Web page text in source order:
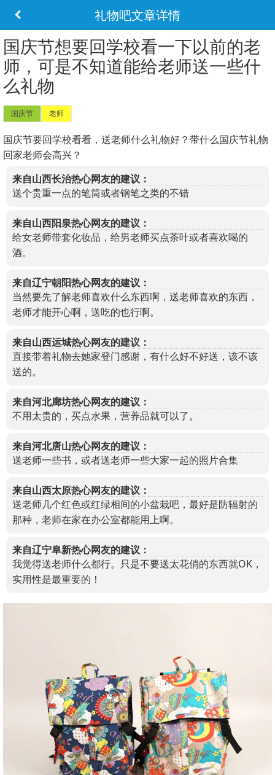
礼物吧文章详情
国庆节想要回学校看一下以前的老
师，可是不知道能给老师送一些什
么礼物
国庆节 老师
国庆节要回学校看看，送老师什么礼物好？带什么国庆节礼物
回家老师会高兴？
来自山西长治热心网友的建议：
送个贵重一点的笔筒或者钢笔之类的不错
来自山西阳泉热心网友的建议：
给女老师带套化妆品，给男老师买点茶叶或者喜欢喝的
酒。
来自辽宁朝阳热心网友的建议：
当然要先了解老师喜欢什么东西啊，送老师喜欢的东西，
老师才能开心啊，送吃的也行啊。
来自山西运城热心网友的建议：
直接带着礼物去她家登门感谢，有什么好不好送，该不该
送的。
来自河北廊坊热心网友的建议：
不用太贵的，买点水果，营养品就可以了。
来自河北唐山热心网友的建议：
送老师一些书，或者送老师一些大家一起的照片合集
来自山西太原热心网友的建议：
送老师几个红色或红绿相间的小盆栽吧，最好是防辐射的
那种，老师在家在办公室都能用上啊。
来自辽宁阜新热心网友的建议：
我觉得送老师什么都行。只是不要送太花俏的东西就OK，
实用性是最重要的！